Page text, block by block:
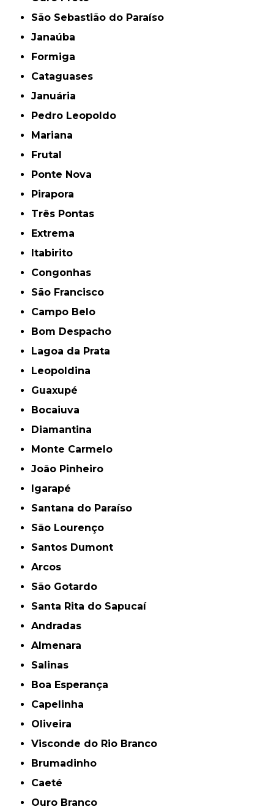
São Sebastião do Paraíso
Janaúba
Formiga
Cataguases
Januária
Pedro Leopoldo
Mariana
Frutal
Ponte Nova
Pirapora
Três Pontas
Extrema
Itabirito
Congonhas
São Francisco
Campo Belo
Bom Despacho
Lagoa da Prata
Leopoldina
Guaxupé
Bocaiuva
Diamantina
Monte Carmelo
João Pinheiro
Igarapé
Santana do Paraíso
São Lourenço
Santos Dumont
Arcos
São Gotardo
Santa Rita do Sapucaí
Andradas
Almenara
Salinas
Boa Esperança
Capelinha
Oliveira
Visconde do Rio Branco
Brumadinho
Caeté
Ouro Branco